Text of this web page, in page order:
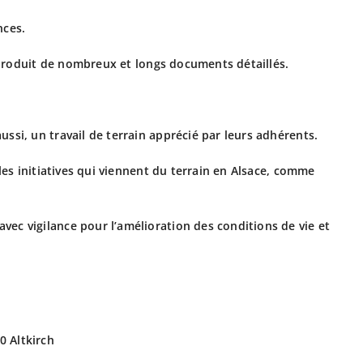
de nombreux et longs documents détaillés.
un travail de terrain apprécié par leurs adhérents.
initiatives qui viennent du terrain en Alsace, comme
vigilance pour l’amélioration des conditions de vie et
Altkirch